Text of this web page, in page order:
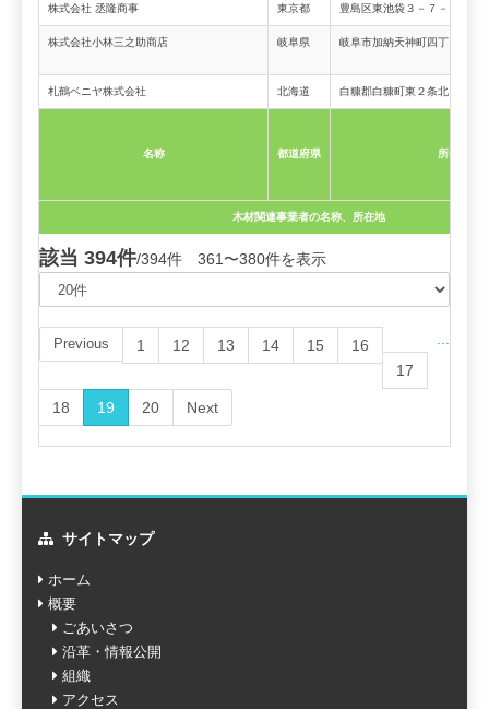
株式会社 丞隆商事 東京都 豊島区東池袋３－７－８セン
株式会社小林三之助商店 岐阜県 岐阜市加納天神町四丁目24番
札鶴ベニヤ株式会社 北海道 白糠郡白糠町東２条北６丁目
名称 都道府県 所在地
木材関連事業者の名称、所在地
該当 394件/394件 361〜380件を表示
Previous 1 12 13 14 15
16
17
18 19 20 Next
サイトマップ
ホーム
概要
ごあいさつ
沿革・情報公開
組織
アクセス